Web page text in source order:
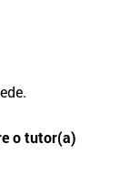
o tutor(a)